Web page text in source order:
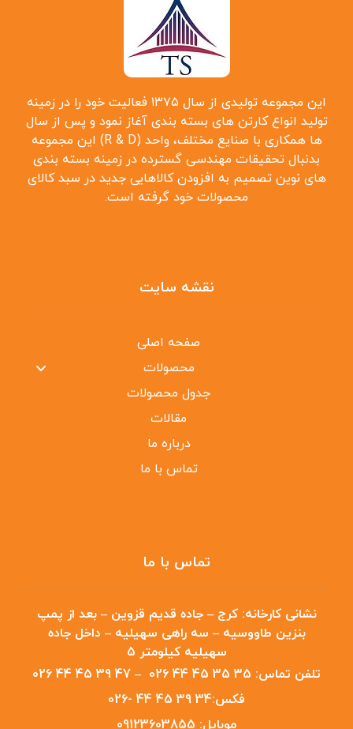
این مجموعه تولیدی از سال ۱۳۷۵ فعالیت خود را در زمینه
تولید انواع کارتن ‌های بسته بندی آغاز نمود و پس از سال
‌ها همکاری با صنایع مختلف، واحد (R & D) این مجموعه
بدنبال تحقیقات مهندسی گسترده در زمینه بسته بندی
‌های نوین تصمیم به افزودن کالاهایی جدید در سبد کالای
محصولات خود گرفته است.
نقشه سایت
صفحه اصلی
محصولات
جدول محصولات
مقالات
درباره ما
تماس با ما
تماس با ما
نشانی کارخانه:کرج – جاده قدیم قزوین – بعد از پمپ
بنزین طاووسیه – سه راهی سهیلیه – داخل جاده
سهیلیه کیلومتر 5
تلفن تماس: 35 35 45 44 026
–
47 39 45 44 026
فکس:34 39 45 44 -026
موبایل: 09123603855